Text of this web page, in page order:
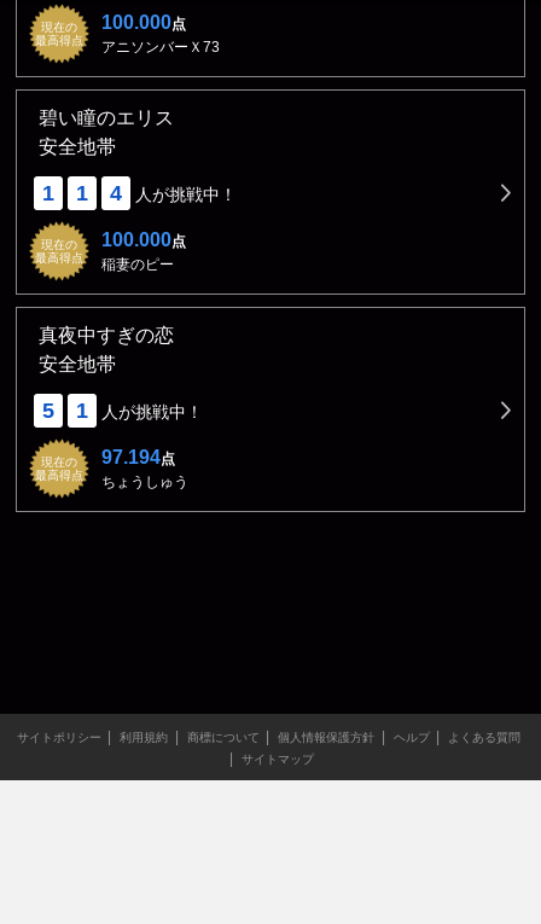
現在の
最高得点
100.000点
アニソンバーＸ73
碧い瞳のエリス
安全地帯
1 1 4 人が挑戦中！
現在の
最高得点
100.000点
稲妻のピー
真夜中すぎの恋
安全地帯
5 1 人が挑戦中！
現在の
最高得点
97.194点
ちょうしゅう
サイトポリシー 利用規約 商標について 個人情報保護方針 ヘルプ
よくある質問
サイトマップ